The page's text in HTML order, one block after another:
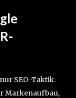
SEO-Taktik.
Markenaufbau,